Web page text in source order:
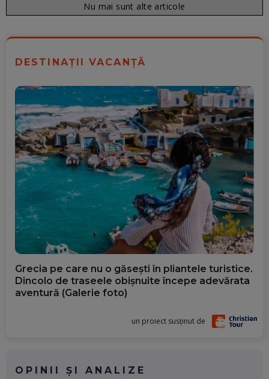
Nu mai sunt alte articole
DESTINAȚII VACANȚĂ
Grecia pe care nu o găsești în pliantele turistice.
Dincolo de traseele obișnuite începe adevărata
aventură (Galerie foto)
un proiect susținut de
OPINII ȘI ANALIZE